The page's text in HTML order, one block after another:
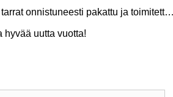
aina varastossa, aina ajallaan
onnistuneesti pakattu ja toimitettu,
maailmanlaajuisesti
hyvää uutta vuotta!